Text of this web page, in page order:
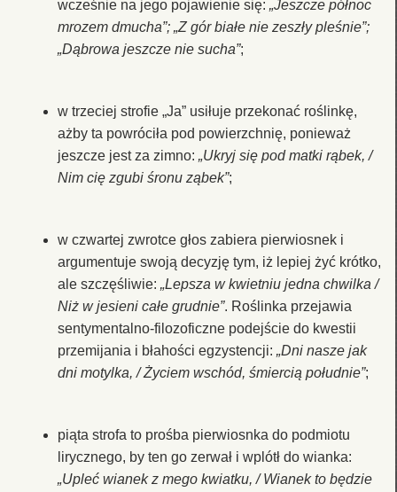
wcześnie na jego pojawienie się: „Jeszcze północ
mrozem dmucha”; „Z gór białe nie zeszły pleśnie”;
„Dąbrowa jeszcze nie sucha”;
w trzeciej strofie „Ja” usiłuje przekonać roślinkę,
ażby ta powróciła pod powierzchnię, ponieważ
jeszcze jest za zimno: „Ukryj się pod matki rąbek, /
Nim cię zgubi śronu ząbek”;
w czwartej zwrotce głos zabiera pierwiosnek i
argumentuje swoją decyzję tym, iż lepiej żyć krótko,
ale szczęśliwie: „Lepsza w kwietniu jedna chwilka /
Niż w jesieni całe grudnie”. Roślinka przejawia
sentymentalno-filozoficzne podejście do kwestii
przemijania i błahości egzystencji: „Dni nasze jak
dni motylka, / Życiem wschód, śmiercią południe”;
piąta strofa to prośba pierwiosnka do podmiotu
lirycznego, by ten go zerwał i wplótł do wianka:
„Upleć wianek z mego kwiatku, / Wianek to będzie